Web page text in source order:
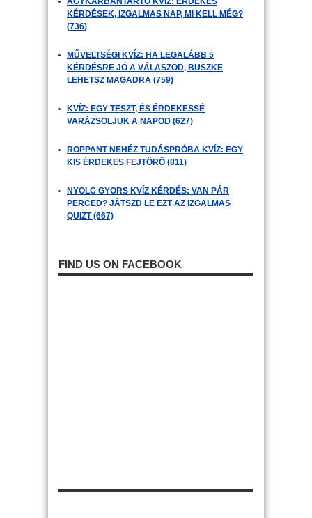
KÉRDÉSEK, IZGALMAS NAP, MI KELL MÉG?
(736)
MŰVELTSÉGI KVÍZ: HA LEGALÁBB 5
KÉRDÉSRE JÓ A VÁLASZOD, BÜSZKE
LEHETSZ MAGADRA (759)
KVÍZ: EGY TESZT, ÉS ÉRDEKESSÉ
VARÁZSOLJUK A NAPOD (627)
ROPPANT NEHÉZ TUDÁSPRÓBA KVÍZ: EGY
KIS ÉRDEKES FEJTÖRŐ (811)
NYOLC GYORS KVÍZ KÉRDÉS: VAN PÁR
PERCED? JÁTSZD LE EZT AZ IZGALMAS
QUIZT (667)
FIND US ON FACEBOOK